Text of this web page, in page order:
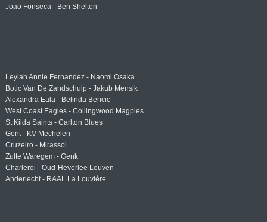
Joao Fonseca - Ben Shelton
Leylah Annie Fernandez - Naomi Osaka
Botic Van De Zandschulp - Jakub Mensik
Alexandra Eala - Belinda Bencic
West Coast Eagles - Collingwood Magpies
St Kilda Saints - Carlton Blues
Gent - KV Mechelen
Cruzeiro - Mirassol
Zulte Waregem - Genk
Charleroi - Oud-Heverlee Leuven
Anderlecht - RAAL La Louvière